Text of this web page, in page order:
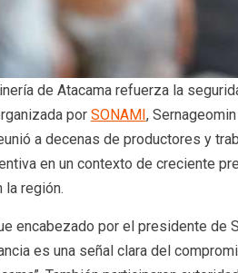
de Atacama refuerza la
por SONAMI,
a decenas de productores y
en un contexto de creciente
la región.
encabezado por el presidente de
es una señal clara del